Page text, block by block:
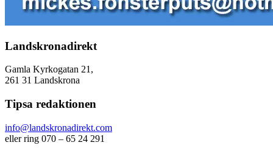
Landskronadirekt
Gamla Kyrkogatan 21,
261 31 Landskrona
Tipsa redaktionen
info@landskronadirekt.com
eller ring 070 – 65 24 291